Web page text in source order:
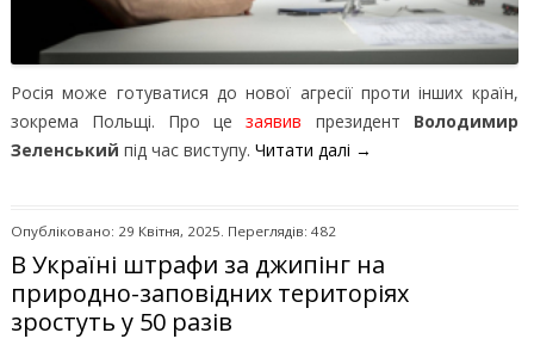
Росія може готуватися до нової агресії проти інших країн,
зокрема Польщі. Про цезаявив президент Володимир
Зеленський під час виступу. Читати далі →
Опубліковано: 29 Квітня, 2025. Переглядів: 482
В Україні штрафи за джипінг на
природно-заповідних територіях
зростуть у 50 разів